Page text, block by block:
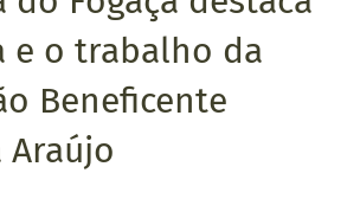
e o trabalho da
Beneficente
Araújo